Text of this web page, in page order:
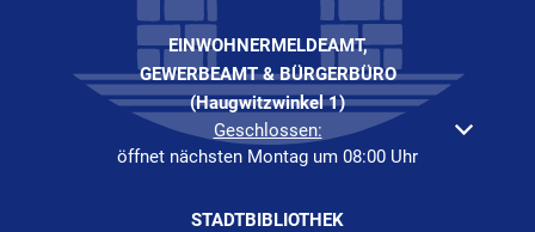
EINWOHNERMELDEAMT,
GEWERBEAMT & BÜRGERBÜRO
(Haugwitzwinkel 1)
Klicken, um weitere Öffnungs- oder Schließzeiten
Geschlossen:
öffnet nächsten Montag um 08:00 Uhr
STADTBIBLIOTHEK